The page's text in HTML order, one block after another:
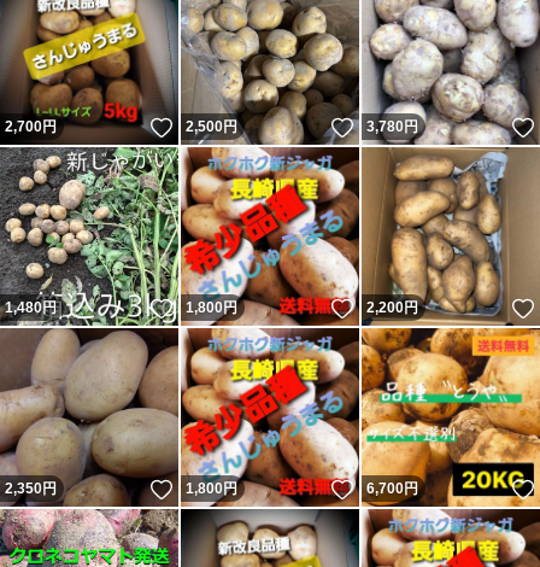
2,700円 いいね！
2,500円 いいね！
3,780円
1,480円 いいね！
1,800 円 いいね！
2,200円
2,350円 いいね！
1,800 円 いいね！
6,700円